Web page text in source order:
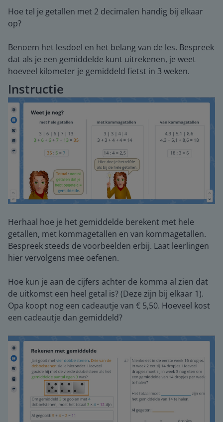
Hoe tel je getallen met 2 decimalen handig bij elkaar
op?
Benoem het lesdoel en het belang van de les. Bespreek
dat als je een gemiddelde kunt uitrekenen, je weet
hoeveel kilometer je gemiddeld fietst in 3 weken.
Instructie
Herhaal hoe je het gemiddelde berekent met hele
getallen, met kommagetallen en van kommagetallen.
Bespreek steeds de voorbeelden erbij. Laat leerlingen
hier vervolgens mee oefenen.
Hoe kun je aan de cijfers achter de komma al zien dat
de uitkomst een heel getal is? (Deze zijn bij elkaar 1).
Opa koopt nog een cadeautje van € 5,50. Hoeveel kost
een cadeautje dan gemiddeld?